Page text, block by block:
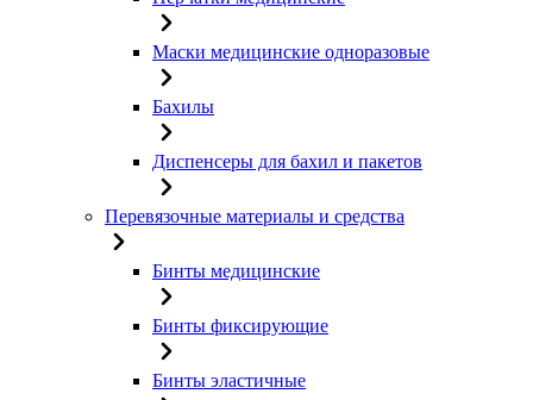
Маски медицинские одноразовые
Бахилы
Диспенсеры для бахил и пакетов
Перевязочные материалы и средства
Бинты медицинские
Бинты фиксирующие
Бинты эластичные